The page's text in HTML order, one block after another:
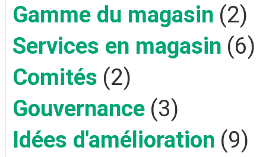
Gamme du magasin (2)
Services en magasin (6)
Comités (2)
Gouvernance (3)
Idées d'amélioration (9)